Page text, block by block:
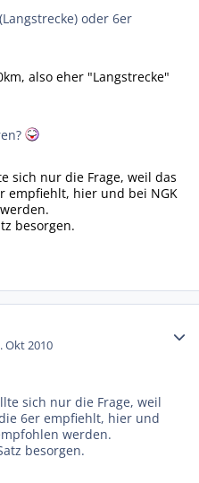
oder 6er
also eher "Langstrecke"
sich nur die Frage, weil das
empfiehlt, hier und bei NGK
besorgen.
Okt 2010
sich nur die Frage, weil
6er empfiehlt, hier und
werden.
besorgen.